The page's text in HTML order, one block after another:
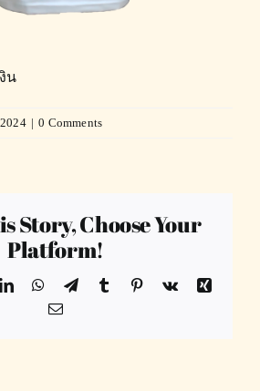
น
| 0 Comments
Story, Choose Your
Platform!
LinkedInWhatsApp
TelegramTumblr Pinterest
Vk
Xing
Email